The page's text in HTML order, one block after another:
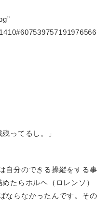
ってるし。」
自分のできる操縦をする事
たらホルヘ（ロレンソ）
ならなかったんです。その